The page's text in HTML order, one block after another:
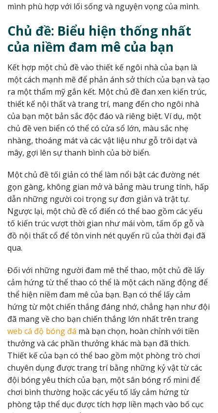
mình phù hợp với lối sống và nguyện vọng của mình.
Chủ đề: Biểu hiện thống nhất
của niềm đam mê của bạn
Kết hợp một chủ đề vào thiết kế ngôi nhà của bạn là
một cách mạnh mẽ để phản ánh sở thích của bạn và tạo
ra một thẩm mỹ gắn kết. Một chủ đề đan xen kiến ​​trúc,
thiết kế nội thất và trang trí, mang đến cho ngôi nhà
của bạn một bản sắc độc đáo và riêng biệt. Ví dụ, một
chủ đề ven biển có thể có cửa sổ lớn, màu sắc nhẹ
nhàng, thoáng mát và các vật liệu như gỗ trôi dạt và
mây, gợi lên sự thanh bình của bờ biển.
Một chủ đề tối giản có thể làm nổi bật các đường nét
gọn gàng, không gian mở và bảng màu trung tính, hấp
dẫn những người coi trọng sự đơn giản và trật tự.
Ngược lại, một chủ đề cổ điển có thể bao gồm các yếu
tố kiến ​​trúc vượt thời gian như mái vòm, tấm ốp gỗ và
đồ nội thất cổ để tôn vinh nét quyến rũ của thời đại đã
qua.
Đối với những người đam mê thể thao, một chủ đề lấy
cảm hứng từ thể thao có thể là một cách năng động để
thể hiện niềm đam mê của bạn. Bạn có thể lấy cảm
hứng từ một chiến thắng đáng nhớ, chẳng hạn như đội
đã mang về cho bạn chiến thắng lớn nhất trên trang
web cá độ bóng đá mà bạn chọn, hoàn chỉnh với tiền
thưởng và các phần thưởng khác mà bạn đã thích.
Thiết kế của bạn có thể bao gồm một phòng trò chơi
chuyên dụng được trang trí bằng những kỷ vật từ các
đội bóng yêu thích của bạn, một sân bóng rổ mini để
chơi bình thường hoặc các yếu tố lấy cảm hứng từ
phòng tập thể dục được tích hợp liền mạch vào bố cục